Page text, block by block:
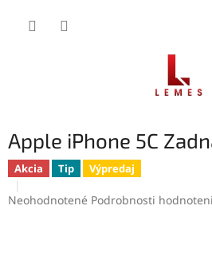
Apple iPhone 5C
Akcia Tip Výpredaj
Priemerné
Neohodnotené Podrobnosti